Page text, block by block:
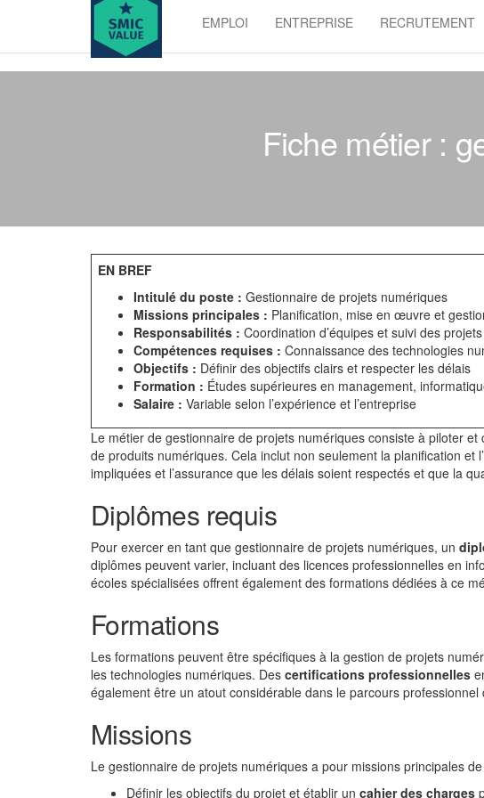
value
EMPLOI ENTREPRISE RECRUTEMENT
Fiche métier :
EN BREF
Intitulé du poste : Gestionnaire de projets numériques
Missions principales : Planification, mise en œuvre et
Responsabilités : Coordination d’équipes et suivi des projets
Compétences requises : Connaissance des technologies
Objectifs : Définir des objectifs clairs et respecter les délais
Formation : Études supérieures en management,
Salaire : Variable selon l’expérience et l’entreprise
Le métier de gestionnaire de projets numériques consiste à piloter
de produits numériques. Cela inclut non seulement la planification
impliquées et l’assurance que les délais soient respectés et que la
Diplômes requis
Pour exercer en tant que gestionnaire de projets numériques, un
diplômes peuvent varier, incluant des licences professionnelles en
écoles spécialisées offrent également des formations dédiées à ce
Formations
Les formations peuvent être spécifiques à la gestion de projets
les technologies numériques. Des certifications professionnelles
également être un atout considérable dans le parcours
Missions
Le gestionnaire de projets numériques a pour missions principales
Définir les objectifs du projet et établir un cahier des charges